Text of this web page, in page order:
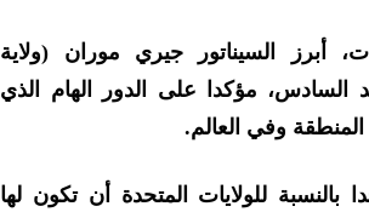
أبرز السيناتور جيري موران (ولاية
مؤكدا على الدور الهام الذي
وفي العالم.
للولايات المتحدة أن تكون لها